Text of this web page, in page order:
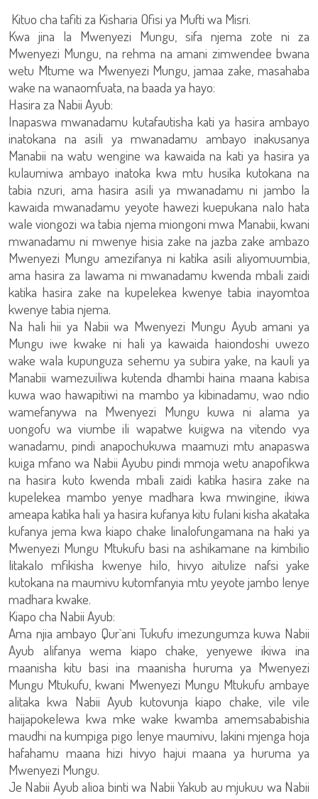
Kituo cha tafiti za Kisharia Ofisi ya Mufti wa Misri.
Kwa jina la Mwenyezi Mungu, sifa njema zote ni za
Mwenyezi Mungu, na rehma na amani zimwendee bwana
wetu Mtume wa Mwenyezi Mungu, jamaa zake, masahaba
wake na wanaomfuata, na baada ya hayo:
Hasira za Nabii Ayub:
Inapaswa mwanadamu kutafautisha kati ya hasira ambayo
inatokana na asili ya mwanadamu ambayo inakusanya
Manabii na watu wengine wa kawaida na kati ya hasira ya
kulaumiwa ambayo inatoka kwa mtu husika kutokana na
tabia nzuri, ama hasira asili ya mwanadamu ni jambo la
kawaida mwanadamu yeyote hawezi kuepukana nalo hata
wale viongozi wa tabia njema miongoni mwa Manabii, kwani
mwanadamu ni mwenye hisia zake na jazba zake ambazo
Mwenyezi Mungu amezifanya ni katika asili aliyomuumbia,
ama hasira za lawama ni mwanadamu kwenda mbali zaidi
katika hasira zake na kupelekea kwenye tabia inayomtoa
kwenye tabia njema.
Na hali hii ya Nabii wa Mwenyezi Mungu Ayub amani ya
Mungu iwe kwake ni hali ya kawaida haiondoshi uwezo
wake wala kupunguza sehemu ya subira yake, na kauli ya
Manabii wamezuiliwa kutenda dhambi haina maana kabisa
kuwa wao hawapitiwi na mambo ya kibinadamu, wao ndio
wamefanywa na Mwenyezi Mungu kuwa ni alama ya
uongofu wa viumbe ili wapatwe kuigwa na vitendo vya
wanadamu, pindi anapochukuwa maamuzi mtu anapaswa
kuiga mfano wa Nabii Ayubu pindi mmoja wetu anapofikwa
na hasira kuto kwenda mbali zaidi katika hasira zake na
kupelekea mambo yenye madhara kwa mwingine, ikiwa
ameapa katika hali ya hasira kufanya kitu fulani kisha akataka
kufanya jema kwa kiapo chake linalofungamana na haki ya
Mwenyezi Mungu Mtukufu basi na ashikamane na kimbilio
litakalo mfikisha kwenye hilo, hivyo aitulize nafsi yake
kutokana na maumivu kutomfanyia mtu yeyote jambo lenye
madhara kwake.
Kiapo cha Nabii Ayub:
Ama njia ambayo Qur`ani Tukufu imezungumza kuwa Nabii
Ayub alifanya wema kiapo chake, yenyewe ikiwa ina
maanisha kitu basi ina maanisha huruma ya Mwenyezi
Mungu Mtukufu, kwani Mwenyezi Mungu Mtukufu ambaye
alitaka kwa Nabii Ayub kutovunja kiapo chake, vile vile
haijapokelewa kwa mke wake kwamba amemsababishia
maudhi na kumpiga pigo lenye maumivu, lakini mjenga hoja
hafahamu maana hizi hivyo hajui maana ya huruma ya
Mwenyezi Mungu.
Je Nabii Ayub alioa binti wa Nabii Yakub au mjukuu wa Nabii